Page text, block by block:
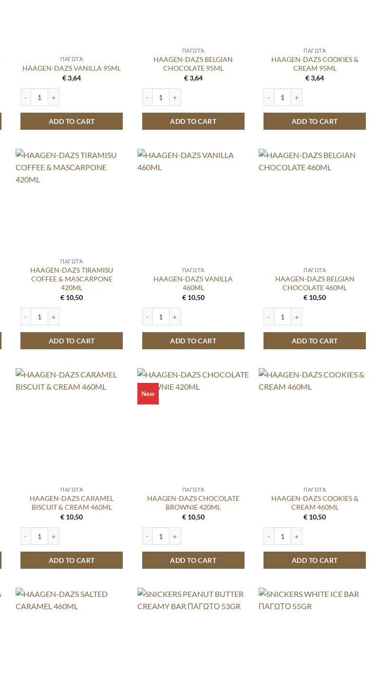
ΠΑΓΩΤΆ
HAAGEN-DAZS VANILLA 95ML
€3,64
ADD TO CART
ΠΑΓΩΤΆ
HAAGEN-DAZS BELGIAN
CHOCOLATE 95ML
€3,64
ADD TO CART
ΠΑΓΩΤΆ
HAAGEN-DAZS COOKIES &
CREAM 95ML
€3,64
ADD TO CART
ΠΑΓΩΤΆ
HAAGEN-DAZS TIRAMISU
COFFEE & MASCARPONE
420ML
€ 10,50
ADD TO CART
ΠΑΓΩΤΆ
HAAGEN-DAZS VANILLA
460ML
€10,50
ADD TO CART
ΠΑΓΩΤΆ
HAAGEN-DAZS BELGIAN
CHOCOLATE 460ML
€ 10,50
ADD TO CART
ΠΑΓΩΤΆ
HAAGEN-DAZS CARAMEL
BISCUIT & CREAM 460ML
€ 10,50
ADD TO CART
New
ΠΑΓΩΤΆ
HAAGEN-DAZS CHOCOLATE
BROWNIE 420ML
€10,50
ADD TO CART
ΠΑΓΩΤΆ
HAAGEN-DAZS COOKIES &
CREAM 460ML
€ 10,50
ADD TO CART